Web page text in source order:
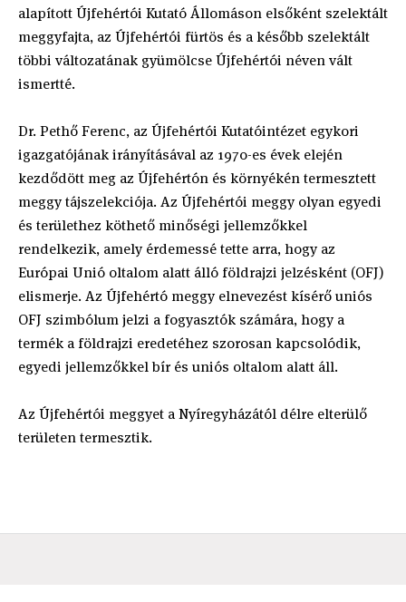
alapított Újfehértói Kutató Állomáson elsőként szelektált
meggyfajta, az Újfehértói fürtös és a később szelektált
többi változatának gyümölcse Újfehértói néven vált
ismertté.
Dr. Pethő Ferenc, az Újfehértói Kutatóintézet egykori
igazgatójának irányításával az 1970-es évek elején
kezdődött meg az Újfehértón és környékén termesztett
meggy tájszelekciója. Az Újfehértói meggy olyan egyedi
és területhez köthető minőségi jellemzőkkel
rendelkezik, amely érdemessé tette arra, hogy az
Európai Unió oltalom alatt álló földrajzi jelzésként (OFJ)
elismerje. Az Újfehértó meggy elnevezést kísérő uniós
OFJ szimbólum jelzi a fogyasztók számára, hogy a
termék a földrajzi eredetéhez szorosan kapcsolódik,
egyedi jellemzőkkel bír és uniós oltalom alatt áll.
Az Újfehértói meggyet a Nyíregyházától délre elterülő
területen termesztik.